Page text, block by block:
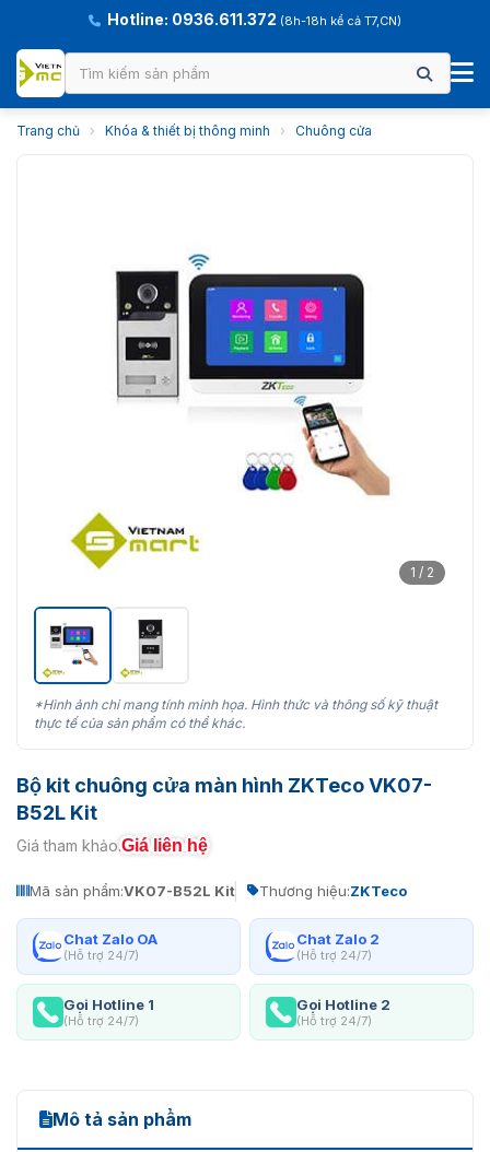
Hotline: 0936.611.372 (8h-18h kể cả T7,CN)
Trang chủ › Khóa & thiết bị thông minh › Chuông cửa
1 / 2
*Hình ảnh chỉ mang tính minh họa. Hình thức và thông số kỹ thuật
thực tế của sản phẩm có thể khác.
Bộ kit chuông cửa màn hình ZKTeco VK07-
B52L Kit
Giá tham khảo:Giá liên hệ
Mã sản phẩm:VK07-B52L Kit Thương hiệu:ZKTeco
Chat Zalo OA
(Hỗ trợ 24/7)
Chat Zalo 2
(Hỗ trợ 24/7)
Gọi Hotline 1
(Hỗ trợ 24/7)
Gọi Hotline 2
(Hỗ trợ 24/7)
Mô tả sản phẩm